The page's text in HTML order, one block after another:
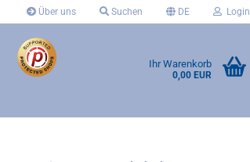
Über uns Suchen DE Login
Ihr Warenkorb
0,00 EUR